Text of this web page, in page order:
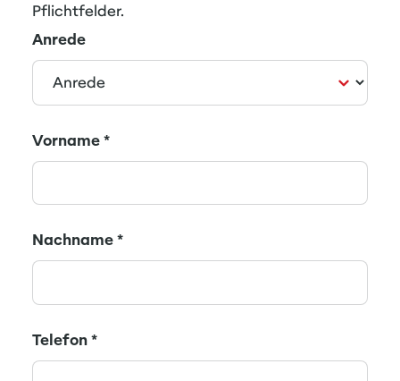
Pflichtfelder.
Anrede
Vorname*
Nachname*
Telefon*